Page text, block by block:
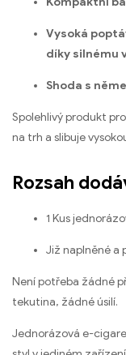
Vysoká
díky silnému
Shoda s
Spolehlivý produkt
na trh a slibuje
Rozsah
1 Kus
Již naplněné a
Není potřeba žádné
tekutina, žádné úsilí.
Jednorázová e-